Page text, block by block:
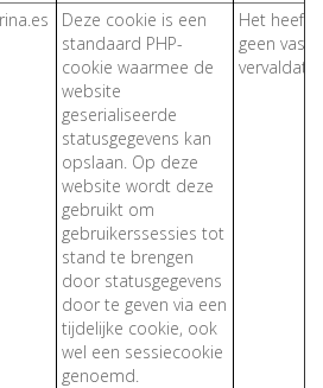
Deze cookie is een
standaard PHP-
cookie waarmee de
website
geserialiseerde
statusgegevens kan
opslaan. Op deze
website wordt deze
gebruikt om
gebruikerssessies tot
stand te brengen
door statusgegevens
door te geven via een
tijdelijke cookie, ook
wel een sessiecookie
genoemd.
Het heeft
geen vaste